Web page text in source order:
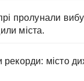
пролунали
міста.
рекорди: місто